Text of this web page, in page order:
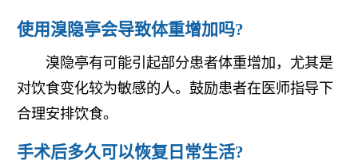
使用溴隐亭会导致体重增加吗?
溴隐亭有可能引起部分患者体重增加，尤其是
对饮食变化较为敏感的人。鼓励患者在医师指导下
合理安排饮食。
手术后多久可以恢复日常生活?